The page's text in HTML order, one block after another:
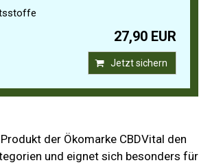
27,90 EUR
Jetzt sichern
der Ökomarke CBDVital den
und eignet sich besonders für